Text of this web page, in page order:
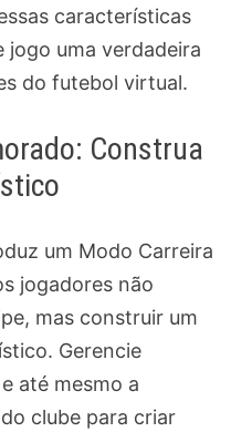
características
jogo uma verdadeira
do futebol virtual.
Construa
um Modo Carreira
jogadores não
mas construir um
Gerencie
até mesmo a
clube para criar